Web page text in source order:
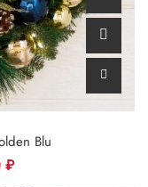
Blu
₽